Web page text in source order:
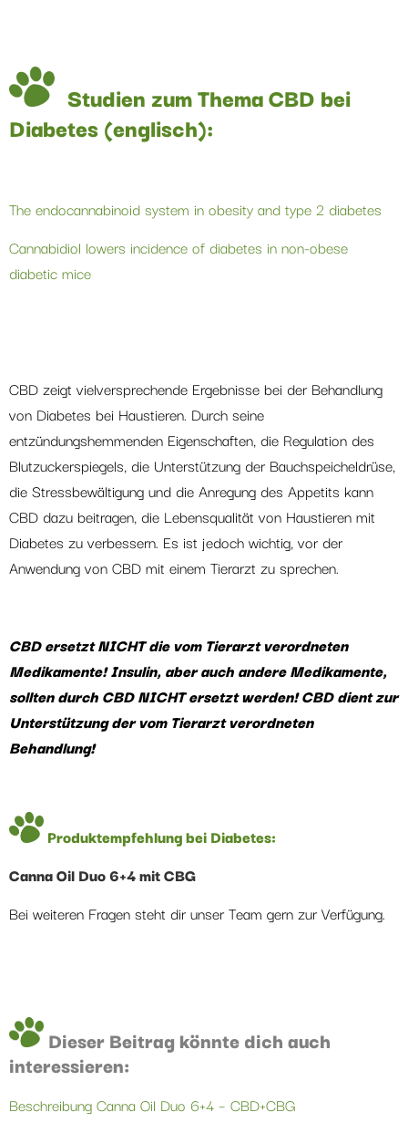
Studien zum Thema CBD bei
Diabetes (englisch):
The endocannabinoid system in obesity and type 2 diabetes
Cannabidiol lowers incidence of diabetes in non-obese
diabetic mice
CBD zeigt vielversprechende Ergebnisse bei der Behandlung
von Diabetes bei Haustieren. Durch seine
entzündungshemmenden Eigenschaften, die Regulation des
Blutzuckerspiegels, die Unterstützung der Bauchspeicheldrüse,
die Stressbewältigung und die Anregung des Appetits kann
CBD dazu beitragen, die Lebensqualität von Haustieren mit
Diabetes zu verbessern. Es ist jedoch wichtig, vor der
Anwendung von CBD mit einem Tierarzt zu sprechen.
CBD ersetzt NICHT die vom Tierarzt verordneten
Medikamente! Insulin, aber auch andere Medikamente,
sollten durch CBD NICHT ersetzt werden! CBD dient zur
Unterstützung der vom Tierarzt verordneten
Behandlung!
Produktempfehlung bei Diabetes:
Canna Oil Duo 6+4 mit CBG
Bei weiteren Fragen steht dir unser Team gern zur Verfügung.
Dieser Beitrag könnte dich auch
interessieren:
Beschreibung Canna Oil Duo 6+4 – CBD+CBG